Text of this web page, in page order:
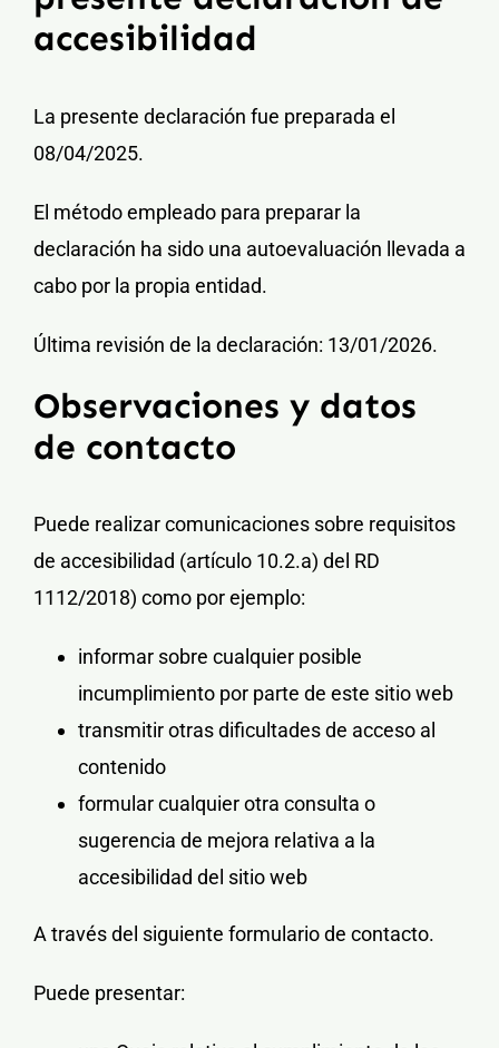
accesibilidad
La presente declaración fue preparada el
08/04/2025.
El método empleado para preparar la
declaración ha sido una autoevaluación llevada a
cabo por la propia entidad.
Última revisión de la declaración: 13/01/2026.
Observaciones y datos
de contacto
Puede realizarcomunicaciones sobre requisitos
de accesibilidad (artículo 10.2.a) del RD
1112/2018) como por ejemplo:
informar sobre cualquier posible
incumplimientopor parte de este sitio web
transmitir otrasdificultades de acceso al
contenido
formular cualquier otra consulta o
sugerencia de mejora relativa a la
accesibilidad del sitio web
A través del siguiente formulario de contacto.
Puede presentar: